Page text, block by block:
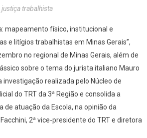
trabalhista
mapeamento físico, institucional e
e litígios trabalhistas em Minas Gerais”,
no regional de Minas Gerais, além de
sobre o tema do jurista italiano Mauro
realizada pelo Núcleo de
do TRT da 3ª Região e consolida a
de atuação da Escola, na opinião da
2ª vice-presidente do TRT e diretora